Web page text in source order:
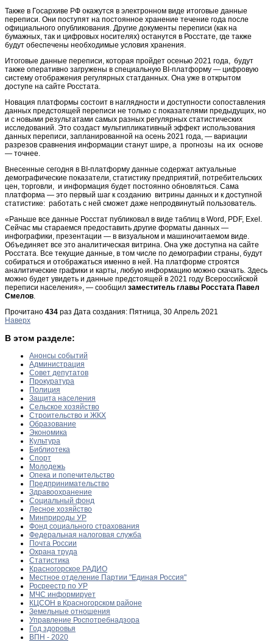
Также в Госархиве РФ окажутся в электронном виде итоговые данные
переписи. Они поступят на постоянное хранение течение года после
официального опубликования. Другие документы переписи (как на
бумажных, так и цифровых носителях) останутся в Росстате, где также
будут обеспечены необходимые условия хранения.
Итоговые данные переписи, которая пройдет осенью 2021 года, будут
также оперативно загружены в специальную BI-платформу — цифровую
систему отображения регулярных статданных. Она уже в открытом
доступе на сайте Росстата.
Новация платформы состоит в наглядности и доступности сопоставления
данных предстоящей переписи не только с показателями предыдущих, но
и с новыми результатами самых разных регулярных статистических
исследований. Это создаст мультипликативный эффект использования
данных переписи, запланированной на осень 2021 года, — вариации
разрезов сравнения информации станут шире, а прогнозы на их основе
— точнее.
Внесенные сегодня в BI-платформу данные содержат актуальные
демографические показатели, статистику предприятий, потребительских
цен, торговли, и информация будет постоянно обновляться. Сама
платформа — это первый шаг к созданию витрины данных и к доступной
статистике: работать с ней сможет даже непродвинутый пользователь.
«Раньше все данные Росстат публиковал в виде таблиц в Word, PDF, Exel.
Сейчас мы стараемся предоставить другие форматы данных —
инфографики, презентации — в визуальном и машиночитаемом виде.
Объединяет все это аналитическая витрина. Она уже доступна на сайте
Росстата. Все текущие данные, в том числе по демографии страны, будут
собираться и отображаться именно в ней. На платформе строятся
аналитические графики и карты, любую информацию можно скачать. Здесь
можно будет увидеть и данные предстоящей в 2021 году Всероссийской
переписи населения», — сообщил заместитель главы Росстата Павел
Смелов.
Прочитано 434 раз Дата создания: Пятница, 30 Апрель 2021
Наверх
В этом разделе:
Анонсы событий
Администрация
Совет депутатов
Прокуратура
Полиция
Защита населения
Сельское хозяйство
Строительство и ЖКХ
Образование
Экономика
Культура
Библиотека
Спорт
Молодежь
Опека и попечительство
Предпринимательство
Здравоохранение
Социальный фонд
Лесное хозяйство
Минприроды УР
Фонд социального страхования
Федеральная налоговая служба
Почта России
Охрана труда
Статистика
Красногорское РАДИО
Местное отделение Партии "Единая Россия"
Росреестр по УР
МЧС информирует
КЦСОН в Красногорском районе
Земельные отношения
Управление Роспотребнадзора
Год здоровья
ВПН - 2020